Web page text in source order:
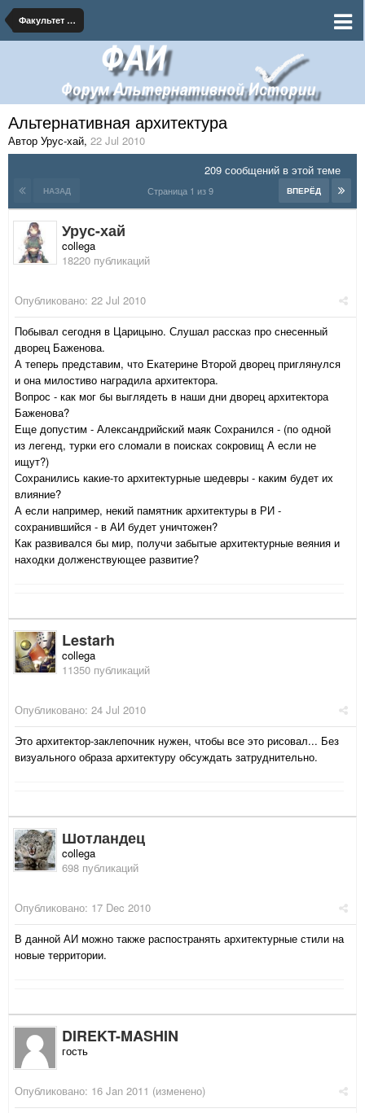
Факультет альтернативных наук
Альтернативная архитектура
Автор Урус-хай, 22 Jul 2010
209 сообщений в этой теме
НАЗАД ВПЕРЁД
Страница 1 из 9
Урус-хай
collega
18220 публикаций
Опубликовано: 22 Jul 2010
Побывал сегодня в Царицыно. Слушал рассказ про снесенный
дворец Баженова.
А теперь представим, что Екатерине Второй дворец приглянулся
и она милостиво наградила архитектора.
Вопрос - как мог бы выглядеть в наши дни дворец архитектора
Баженова?
Еще допустим - Александрийский маяк Сохранился - (по одной
из легенд, турки его сломали в поисках сокровищ А если не
ищут?)
Сохранились какие-то архитектурные шедевры - каким будет их
влияние?
А если например, некий памятник архитектуры в РИ -
сохранившийся - в АИ будет уничтожен?
Как развивался бы мир, получи забытые архитектурные веяния и
находки долженствующее развитие?
Lestarh
collega
11350 публикаций
Опубликовано: 24 Jul 2010
Это архитектор-заклепочник нужен, чтобы все это рисовал... Без
визуального образа архитектуру обсуждать затруднительно.
Шотландец
collega
698 публикаций
Опубликовано: 17 Dec 2010
В данной АИ можно также распостранять архитектурные стили на
новые территории.
DIREKT-MASHIN
гость
Опубликовано: 16 Jan 2011 (изменено)